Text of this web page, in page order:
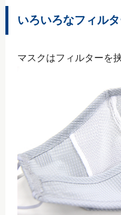
いろいろなフィル
マスクはフィルターを